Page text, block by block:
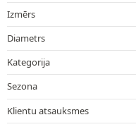
Izmērs
Diametrs
Kategorija
Sezona
Klientu atsauksmes